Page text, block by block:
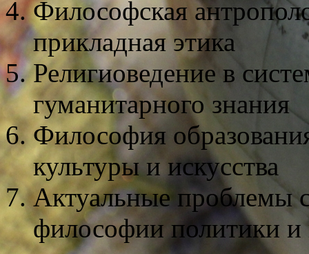
Философская
прикладная этика
Религиоведение в
гуманитарного знания
Философия
культуры и искусства
Актуальные проблемы
философии политики и